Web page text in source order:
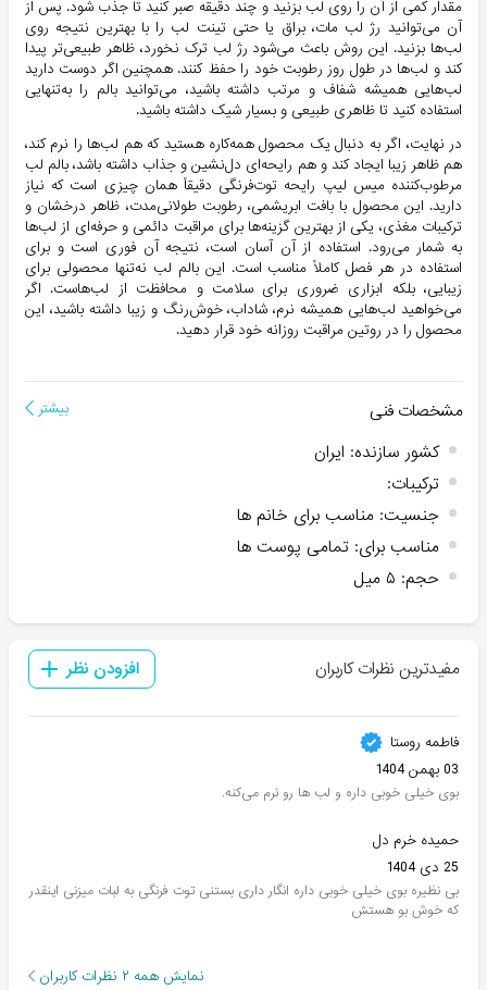
مقدار کمی از آن را روی لب بزنید و چند دقیقه صبر کنید تا جذب شود. پس از
آن می‌توانید رژ لب مات، براق یا حتی تینت لب را با بهترین نتیجه روی
لب‌ها بزنید. این روش باعث می‌شود رژ لب ترک نخورد، ظاهر طبیعی‌تر پیدا
کند و لب‌ها در طول روز رطوبت خود را حفظ کنند. همچنین اگر دوست دارید
لب‌هایی همیشه شفاف و مرتب داشته باشید، می‌توانید بالم را به‌تنهایی
استفاده کنید تا ظاهری طبیعی و بسیار شیک داشته باشید.
در نهایت، اگر به دنبال یک محصول همه‌کاره هستید که هم لب‌ها را نرم کند،
هم ظاهر زیبا ایجاد کند و هم رایحه‌ای دل‌نشین و جذاب داشته باشد، بالم لب
مرطوب‌کننده میس لیپ رایحه توت‌فرنگی دقیقاً همان چیزی است که نیاز
دارید. این محصول با بافت ابریشمی، رطوبت طولانی‌مدت، ظاهر درخشان و
ترکیبات مغذی، یکی از بهترین گزینه‌ها برای مراقبت دائمی و حرفه‌ای از لب‌ها
به شمار می‌رود. استفاده از آن آسان است، نتیجه آن فوری است و برای
استفاده در هر فصل کاملاً مناسب است. این بالم لب نه‌تنها محصولی برای
زیبایی، بلکه ابزاری ضروری برای سلامت و محافظت از لب‌هاست. اگر
می‌خواهید لب‌هایی همیشه نرم، شاداب، خوش‌رنگ و زیبا داشته باشید، این
محصول را در روتین مراقبت روزانه خود قرار دهید.
مشخصات فنی بیشتر
کشور سازنده: ایران
ترکیبات:
جنسیت: مناسب برای خانم ها
مناسب برای: تمامی پوست ها
حجم: ۵ میل
مفیدترین نظرات کاربران افزودن نظر
فاطمه روستا
03 بهمن 1404
بوی خیلی خوبی داره و لب ها رو نرم می‌کنه.
حمیده خرم دل
25 دی 1404
بی نظیره بوی خیلی خوبی داره انگار داری بستنی توت فرنگی به لبات میزنی اینقدر
که خوش بو هستش
نمایش همه ۲ نظرات کاربران